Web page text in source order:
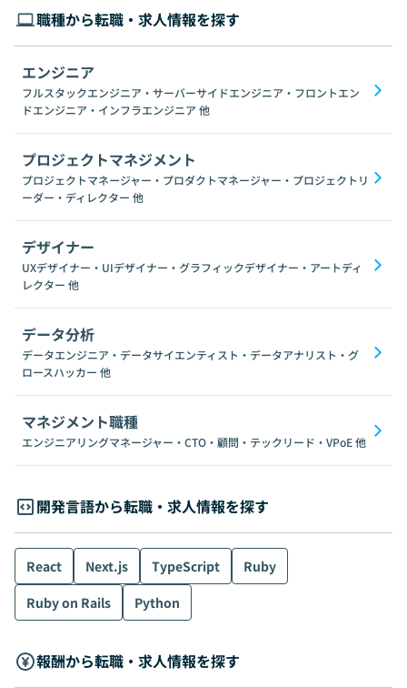
職種から転職・求人情報を探す
エンジニア
フルスタックエンジニア・サーバーサイドエンジニア・フロントエン
ドエンジニア・インフラエンジニア 他
プロジェクトマネジメント
プロジェクトマネージャー・プロダクトマネージャー・プロジェクトリ
ーダー・ディレクター 他
デザイナー
UXデザイナー・UIデザイナー・グラフィックデザイナー・アートディ
レクター 他
データ分析
データエンジニア・データサイエンティスト・データアナリスト・グ
ロースハッカー 他
マネジメント職種
エンジニアリングマネージャー・CTO・顧問・テックリード・VPoE他
開発言語から転職・求人情報を探す
React Next.js TypeScript
Ruby
Ruby on Rails
Python
報酬から転職・求人情報を探す